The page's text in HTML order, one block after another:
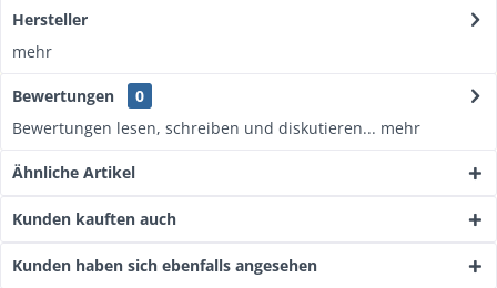
Hersteller
mehr
Bewertungen
0
Bewertungen lesen, schreiben und diskutieren... mehr
Ähnliche Artikel
Kunden kauften auch
Kunden haben sich ebenfalls angesehen